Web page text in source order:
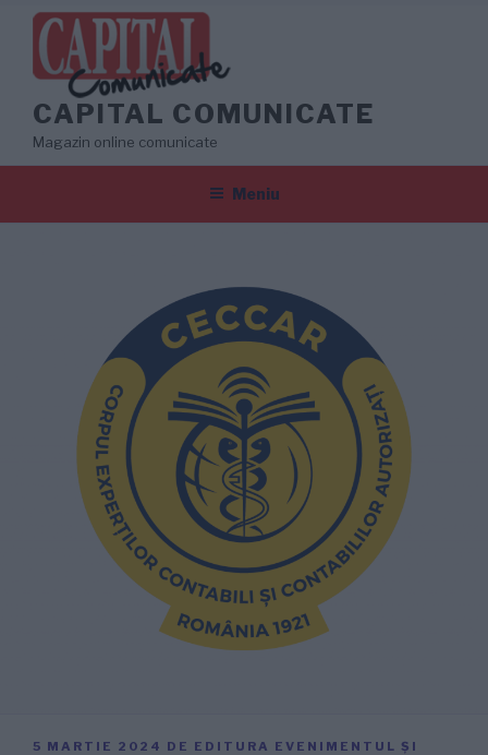
conținut
CAPITAL COMUNICATE
Magazin online comunicate
Meniu
PUBLICAT
5 MARTIE 2024 DE EDITURA EVENIMENTUL ȘI